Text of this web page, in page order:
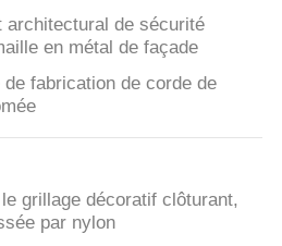
architectural de sécurité
en métal de façade
fabrication de corde de
grillage décoratif clôturant,
par nylon